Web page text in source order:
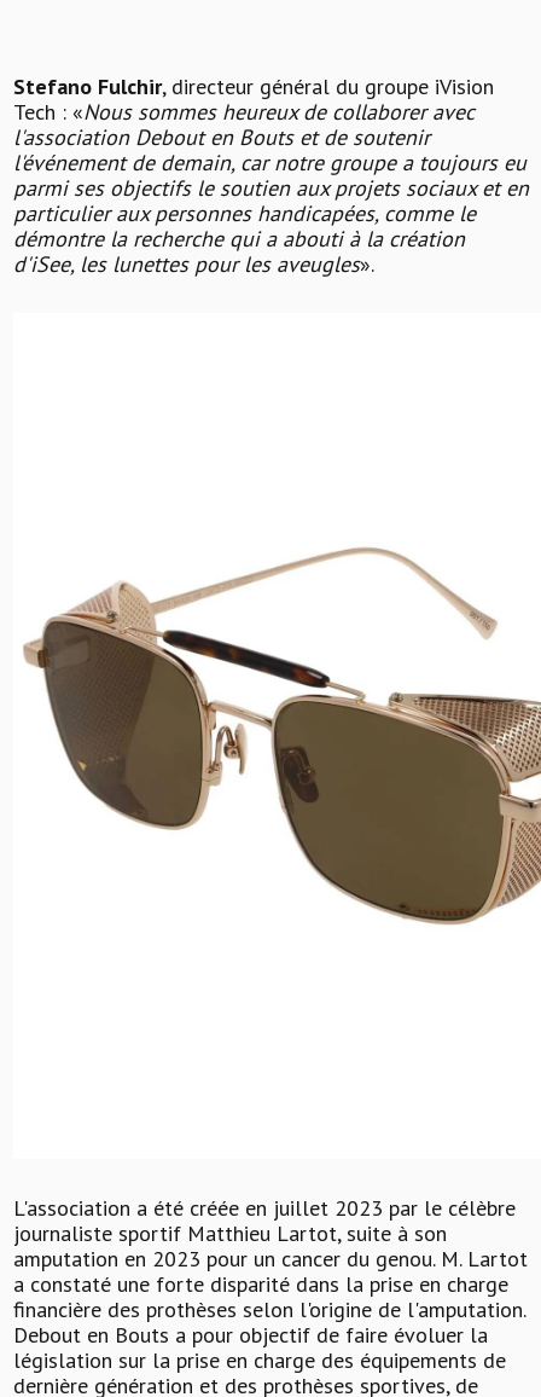
Stefano Fulchir, directeur général du groupe iVision
Tech : «Nous sommes heureux de collaborer avec
l'association Debout en Bouts et de soutenir
l'événement de demain, car notre groupe a toujours eu
parmi ses objectifs le soutien aux projets sociaux et en
particulier aux personnes handicapées, comme le
démontre la recherche qui a abouti à la création
d'iSee, les lunettes pour les aveugles».
L'association a été créée en juillet 2023 par le célèbre
journaliste sportif Matthieu Lartot, suite à son
amputation en 2023 pour un cancer du genou. M. Lartot
a constaté une forte disparité dans la prise en charge
financière des prothèses selon l'origine de l'amputation.
Debout en Bouts a pour objectif de faire évoluer la
législation sur la prise en charge des équipements de
dernière génération et des prothèses sportives, de